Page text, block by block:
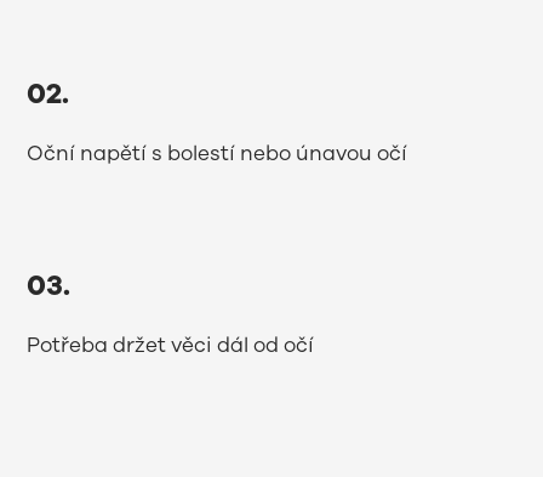
02.
Oční napětí s bolestí nebo únavou očí
03.
Potřeba držet věci dál od očí